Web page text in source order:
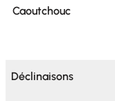
Caoutchouc
Déclinaisons